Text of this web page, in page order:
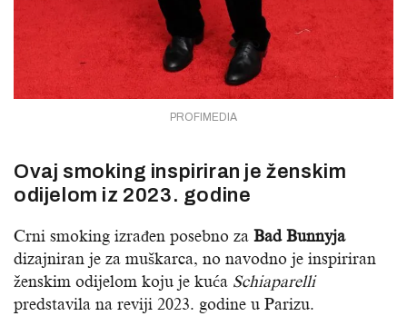
PROFIMEDIA
Ovaj smoking inspiriran je ženskim
odijelom iz 2023. godine
Crni smoking izrađen posebno za Bad Bunnyja
dizajniran je za muškarca, no navodno je inspiriran
ženskim odijelom koju je kuća Schiaparelli
predstavila na reviji 2023. godine u Parizu.